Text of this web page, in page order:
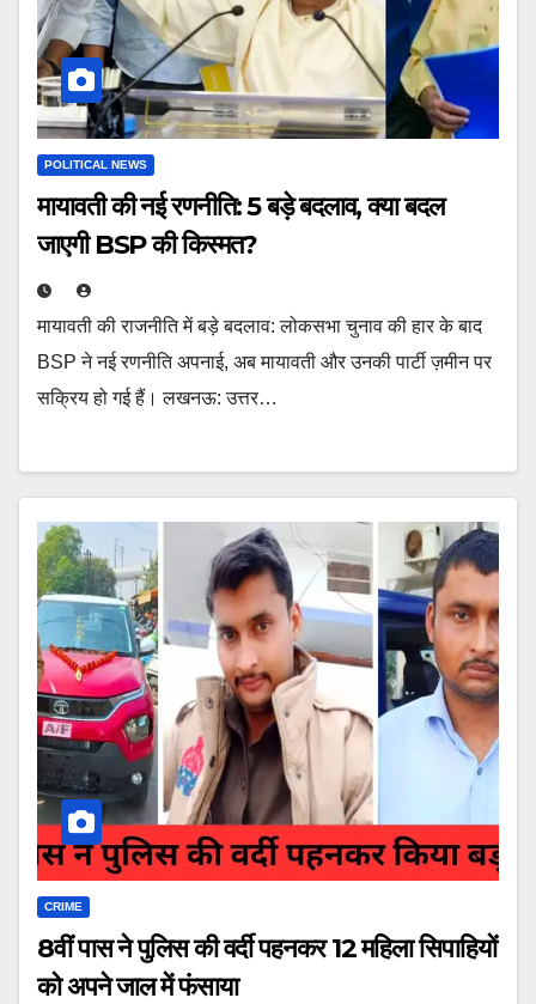
POLITICAL NEWS
मायावती की नई रणनीति: 5 बड़े बदलाव, क्या बदल
जाएगी BSP की किस्‍मत?
मायावती की राजनीति में बड़े बदलाव: लोकसभा चुनाव की हार के बाद
BSP ने नई रणनीति अपनाई, अब मायावती और उनकी पार्टी ज़मीन पर
सक्रिय हो गई हैं। लखनऊ: उत्तर…
CRIME
8वीं पास ने पुलिस की वर्दी पहनकर 12 महिला सिपाहियों
को अपने जाल में फंसाया